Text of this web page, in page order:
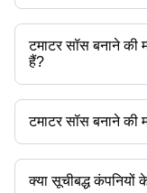
टमाटर सॉस बनाने की मशीन
कंपनी का नाम
टमाटर सॉस बनाने
हैं?
टमाटर सॉस बनाने की मशीन
इनोवेटिव
फूडसूरे
विनपत मशीनरी
यूनिवर्सल ेंगिनीर्स
मिक्रोटेच
टमाटर सॉस बनाने की
उत्पाद के साथ न्यूनतम ऑर्डर
है।
क्या सूचीबद्ध